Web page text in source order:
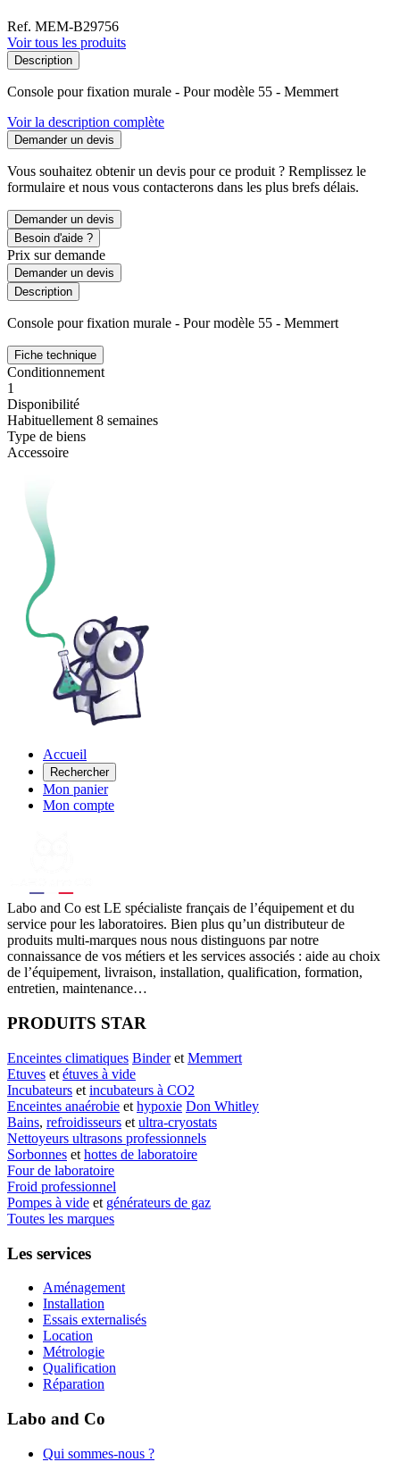
Ref. MEM-B29756
Voir tous les produits
Description
Console pour fixation murale - Pour modèle 55 - Memmert
Voir la description complète
Demander un devis
Vous souhaitez obtenir un devis pour ce produit ? Remplissez le
formulaire et nous vous contacterons dans les plus brefs délais.
Demander un devis
Besoin d'aide ?
Prix sur demande
Demander un devis
Description
Console pour fixation murale - Pour modèle 55 - Memmert
Fiche technique
Conditionnement
1
Disponibilité
Habituellement 8 semaines
Type de biens
Accessoire
Accueil
Rechercher
Mon panier
Mon compte
Labo and Co est LE spécialiste français de l’équipement et du
service pour les laboratoires. Bien plus qu’un distributeur de
produits multi-marques nous nous distinguons par notre
connaissance de vos métiers et les services associés : aide au choix
de l’équipement, livraison, installation, qualification, formation,
entretien, maintenance…
PRODUITS STAR
Enceintes climatiques Binderet Memmert
Etuves et étuves à vide
Incubateurs et incubateurs à CO2
Enceintes anaérobie et hypoxie Don Whitley
Bains, refroidisseurs et ultra-cryostats
Nettoyeurs ultrasons professionnels
Sorbonnes et hottes de laboratoire
Four de laboratoire
Froid professionnel
Pompes à vide et générateurs de gaz
Toutes les marques
Les services
Aménagement
Installation
Essais externalisés
Location
Métrologie
Qualification
Réparation
Labo and Co
Qui sommes-nous ?